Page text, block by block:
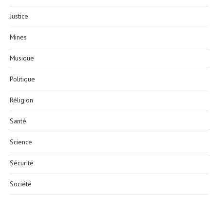
Justice
Mines
Musique
Politique
Réligion
Santé
Science
Sécurité
Société